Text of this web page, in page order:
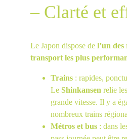
– Clarté et
Le Japon dispose de l’un des
transport les plus
Trains : rapides,
Le Shinkansen relie
grande vitesse. Il y a
nombreux trains
Métros et bus : dans